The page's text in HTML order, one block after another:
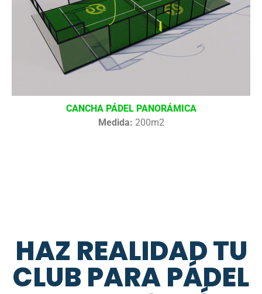
CANCHA PÁDEL PANORÁMICA
Medida: 200m2
HAZ REALIDAD TU
CLUB PARA PÁDEL